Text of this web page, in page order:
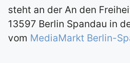
steht an der An den
13597 Berlin Spandau in
vom MediaMarkt Berlin-